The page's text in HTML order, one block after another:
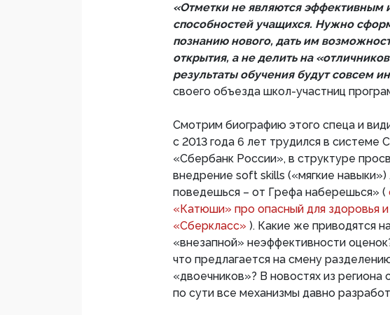
«Отметки не являются эффективным
способностей учащихся. Нужно
познанию нового, дать им
открытия, а не делить на
результаты обучения будут совсем
своего объезда школ-участниц
Смотрим биографию этого спеца и
с 2013 года 6 лет трудился в системе
«Сбербанк России», в структуре
внедрение soft skills («мягкие навыки»)
поведешься – от Грефа наберешься» (
«Катюши» про опасный для здоровья
«Сберкласс» ). Какие же приводятся
«внезапной» неэффективности
что предлагается на смену
«двоечников»? В новостях из региона
по сути все механизмы давно